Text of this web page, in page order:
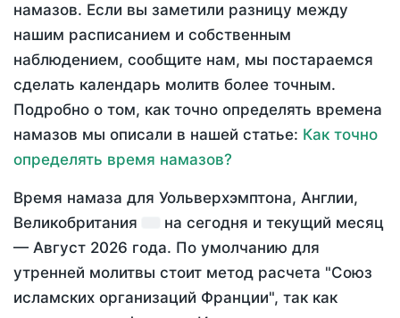
намазов. Если вы заметили разницу между
нашим расписанием и собственным
наблюдением, сообщите нам, мы постараемся
сделать календарь молитв более точным.
Подробно о том, как точно определять времена
намазов мы описали в нашей статье: Как точно
определять время намазов?
Время намаза для Уольверхэмптона, Англии,
Великобритания
на сегодня и текущий месяц
— Август 2026 года. По умолчанию для
утренней молитвы стоит метод расчета "Союз
исламских организаций Франции", так как